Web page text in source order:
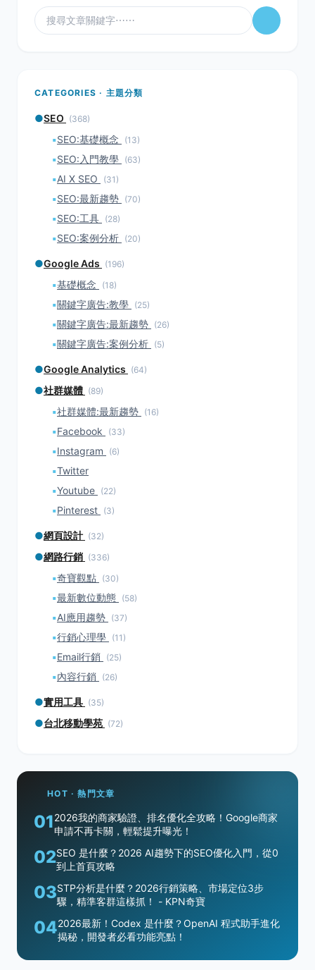
CATEGORIES · 主題分類
●SEO (368)
▪SEO:基礎概念 (13)
▪SEO:入門教學 (63)
▪AI X SEO (31)
▪SEO:最新趨勢 (70)
▪SEO:工具 (28)
▪SEO:案例分析 (20)
●Google Ads (196)
▪基礎概念 (18)
▪關鍵字廣告:教學 (25)
▪關鍵字廣告:最新趨勢 (26)
▪關鍵字廣告:案例分析 (5)
●Google Analytics (64)
●社群媒體 (89)
▪社群媒體:最新趨勢 (16)
▪Facebook (33)
▪Instagram (6)
▪Twitter
▪Youtube (22)
▪Pinterest (3)
●網頁設計 (32)
●網路行銷 (336)
▪奇寶觀點 (30)
▪最新數位動態 (58)
▪AI應用趨勢 (37)
▪行銷心理學 (11)
▪Email行銷 (25)
▪內容行銷 (26)
●實用工具 (35)
●台北移動學苑 (72)
HOT · 熱門文章
012026我的商家驗證、排名優化全攻略！Google商家
申請不再卡關，輕鬆提升曝光！
02SEO 是什麼？2026 AI趨勢下的SEO優化入門，從0
到上首頁攻略
03STP分析是什麼？2026行銷策略、市場定位3步
驟，精準客群這樣抓！ - KPN奇寶
042026最新！Codex 是什麼？OpenAI 程式助手進化
揭秘，開發者必看功能亮點！